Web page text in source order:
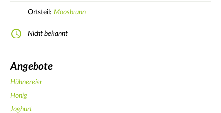
Ortsteil: Moosbrunn
Nicht bekannt
Angebote
Hühnereier
Honig
Joghurt